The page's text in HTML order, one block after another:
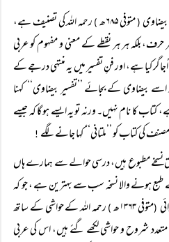
(متوفی ۶۸۵ھ ) رحمہ اللہ کی تصنیف ہے،
بلکہ ہر ہر نقطے کے معنی و مفہوم کو عربی
کیا ہے، اور فنِ تفسیر میں یہ منتہی درجے کے
بیضاوی کے بجائے ’’تفسیر بیضاوی‘‘ کہنا
کا نام نہیں۔ ورنہ تو یہ ایسے ہو گا کہ جیسے
کی کتاب کو ’’ملتانی‘‘ کہا جانے لگے !
مطبوع ہیں، درسی حوالے سے ہمارے ہاں
ہونے والا نسخہ سب سے بہترین ہے ، جو کہ
(متوفی ۱۳۶۳ھ ) رحمہ اللہ کے حواشی کے ساتھ
شروح و حواشی لکھے گئے ہیں، اس کی عربی